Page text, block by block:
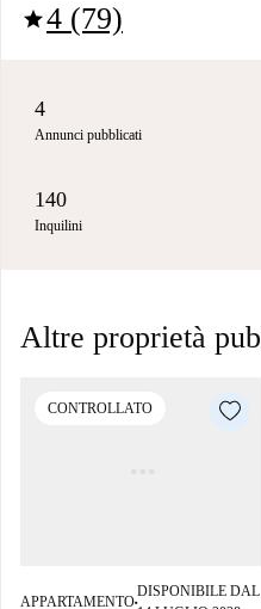
star4 (79)
4
Annunci pubblicati
140
Inquilini
Altre proprietà
CONTROLLATO
APPARTAMENTO■
DISPONIBILE DAL